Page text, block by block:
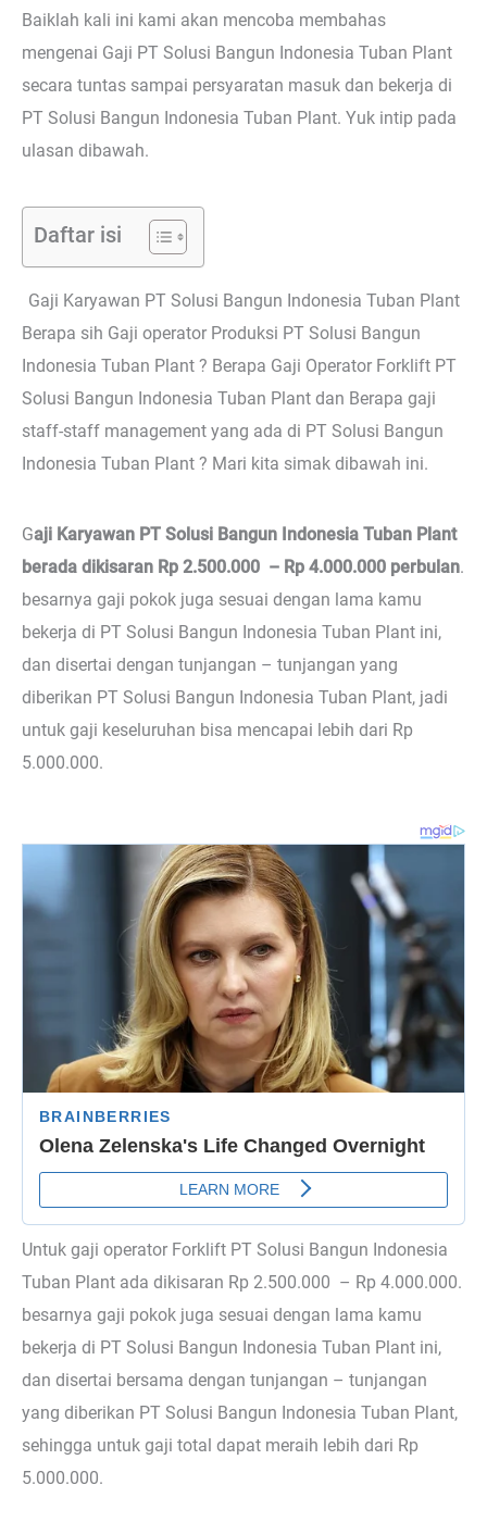
Baiklah kali ini kami akan mencoba membahas
mengenai Gaji PT Solusi Bangun Indonesia Tuban Plant
secara tuntas sampai persyaratan masuk dan bekerja di
PT Solusi Bangun Indonesia Tuban Plant. Yuk intip pada
ulasan dibawah.
Daftar isi
Gaji Karyawan PT Solusi Bangun Indonesia Tuban Plant
Berapa sih Gaji operator Produksi PT Solusi Bangun
Indonesia Tuban Plant ? Berapa Gaji Operator Forklift PT
Solusi Bangun Indonesia Tuban Plant dan Berapa gaji
staff-staff management yang ada di PT Solusi Bangun
Indonesia Tuban Plant ? Mari kita simak dibawah ini.
Gaji Karyawan PT Solusi Bangun Indonesia Tuban Plant
berada dikisaran Rp 2.500.000 – Rp 4.000.000 perbulan.
besarnya gaji pokok juga sesuai dengan lama kamu
bekerja di PT Solusi Bangun Indonesia Tuban Plant ini,
dan disertai dengan tunjangan – tunjangan yang
diberikan PT Solusi Bangun Indonesia Tuban Plant, jadi
untuk gaji keseluruhan bisa mencapai lebih dari Rp
5.000.000.
Untuk gaji operator Forklift PT Solusi Bangun Indonesia
Tuban Plant ada dikisaran Rp 2.500.000 – Rp 4.000.000.
besarnya gaji pokok juga sesuai dengan lama kamu
bekerja di PT Solusi Bangun Indonesia Tuban Plant ini,
dan disertai bersama dengan tunjangan – tunjangan
yang diberikan PT Solusi Bangun Indonesia Tuban Plant,
sehingga untuk gaji total dapat meraih lebih dari Rp
5.000.000.